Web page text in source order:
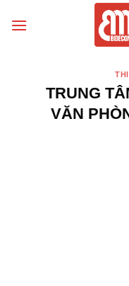
đến
TRUNG
VĂN